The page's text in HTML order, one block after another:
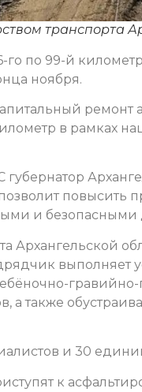
транспорта
го по 99-й
ноября.
в рамках
повысить
и безопасными
выполняет
гравийно-
а также
и 30
к